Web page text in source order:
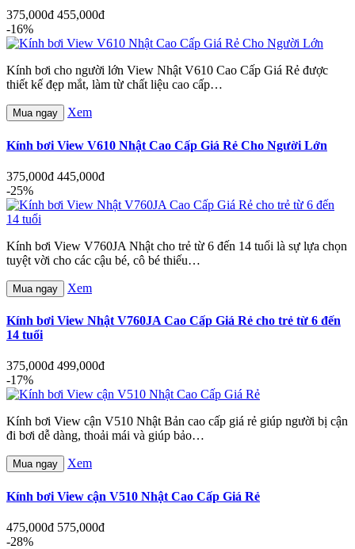
375,000đ 455,000đ
-16%
Kính bơi cho người lớn View Nhật V610 Cao Cấp Giá Rẻ được
thiết kế đẹp mắt, làm từ chất liệu cao cấp…
Mua ngay Xem
Kính bơi View V610 Nhật Cao Cấp Giá Rẻ Cho Người Lớn
375,000đ 445,000đ
-25%
Kính bơi View V760JA Nhật cho trẻ từ 6 đến 14 tuổi là sự lựa chọn
tuyệt vời cho các cậu bé, cô bé thiếu…
Mua ngay Xem
Kính bơi View Nhật V760JA Cao Cấp Giá Rẻ cho trẻ từ 6 đến
14 tuổi
375,000đ 499,000đ
-17%
Kính bơi View cận V510 Nhật Bản cao cấp giá rẻ giúp người bị cận
đi bơi dễ dàng, thoải mái và giúp bảo…
Mua ngay Xem
Kính bơi View cận V510 Nhật Cao Cấp Giá Rẻ
475,000đ 575,000đ
-28%